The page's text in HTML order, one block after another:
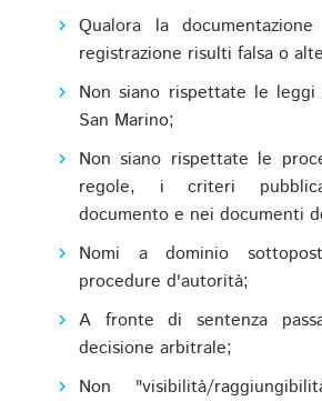
Qualora la
registrazione risulti falsa o
Non siano rispettate le
San Marino;
Non siano rispettate le
regole, i criteri
documento e nei documenti
Nomi a dominio
procedure d'autorità;
A fronte di sentenza
decisione arbitrale;
Non "visibilità/